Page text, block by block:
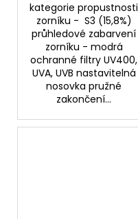
kategorie propustnosti
zorníku - S3 (15,8%)
průhledové zabarvení
zorníku - modrá
ochranné filtry UV400,
UVA, UVB nastavitelná
nosovka pružné
zakončení...